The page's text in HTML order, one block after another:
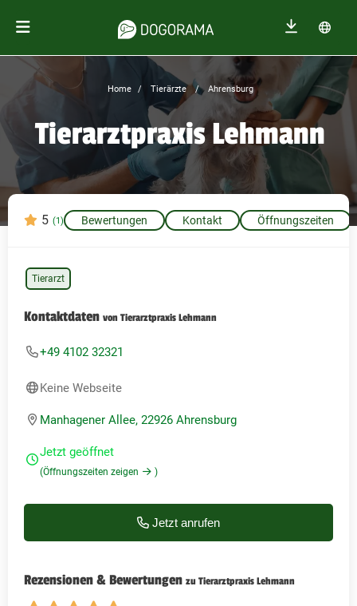
Home Tierärzte Ahrensburg
Tierarztpraxis Lehmann
5 (1) Bewertungen Kontakt Öffnungszeiten
Tierarzt
Kontaktdaten von Tierarztpraxis Lehmann
+49 4102 32321
Keine Webseite
Manhagener Allee, 22926 Ahrensburg
Jetzt geöffnet
(Öffnungszeiten zeigen )
Jetzt anrufen
Rezensionen & Bewertungen zu Tierarztpraxis Lehmann